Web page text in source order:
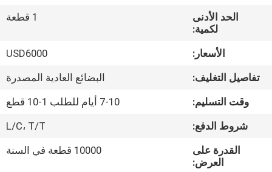
مراقبة
الجودة
اتصل
أخبار
الحد الأدنى
لكمية:
1 قطعة
الأسعار:
USD6000
تفاصيل التغليف:
البضائع العادية المصدرة
وقت التسليم:
7-10 أيام للطلب 1-10 قطع
شروط الدفع:
L/C، T/T
القدرة على
العرض:
10000 قطعة في السنة